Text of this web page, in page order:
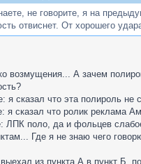
не говорите, я на
отвиснет. От хорошего
возмущения... А зачем
я сказал что эта полироль
я сказал что ролик реклама
ЛПК поло, да и фольцев
Где я не знаю чего
из пункта А в пункт Б,